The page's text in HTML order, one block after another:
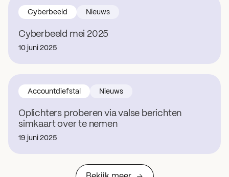
Cyberbeeld mei 2025
Cyberbeeld Nieuws
10 juni 2025
Oplichters proberen via valse berichten
simkaart over te nemen
Accountdiefstal Nieuws
19 juni 2025